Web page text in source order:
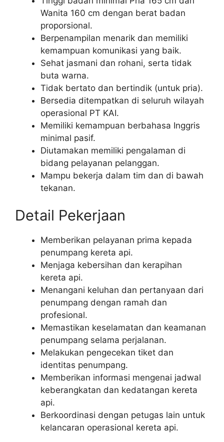
Wanita 160 cm dengan berat badan
proporsional.
Berpenampilan menarik dan memiliki
kemampuan komunikasi yang baik.
Sehat jasmani dan rohani, serta tidak
buta warna.
Tidak bertato dan bertindik (untuk pria).
Bersedia ditempatkan di seluruh wilayah
operasional PT KAI.
Memiliki kemampuan berbahasa Inggris
minimal pasif.
Diutamakan memiliki pengalaman di
bidang pelayanan pelanggan.
Mampu bekerja dalam tim dan di bawah
tekanan.
Detail Pekerjaan
Memberikan pelayanan prima kepada
penumpang kereta api.
Menjaga kebersihan dan kerapihan
kereta api.
Menangani keluhan dan pertanyaan dari
penumpang dengan ramah dan
profesional.
Memastikan keselamatan dan keamanan
penumpang selama perjalanan.
Melakukan pengecekan tiket dan
identitas penumpang.
Memberikan informasi mengenai jadwal
keberangkatan dan kedatangan kereta
api.
Berkoordinasi dengan petugas lain untuk
kelancaran operasional kereta api.